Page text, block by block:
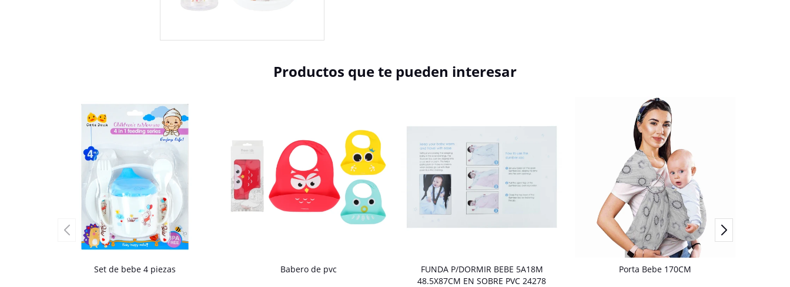
Productos que te pueden interesar
Set de bebe 4 piezas Babero de pvc
FUNDA P/DORMIR BEBE 5A18M
48.5X87CM EN SOBRE PVC 24278
Porta Bebe 170CM